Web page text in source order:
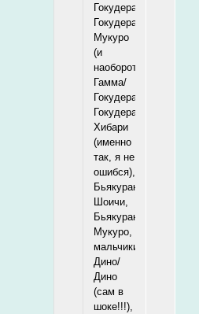
Гокудера,
Гокудера/
Мукуро
(и
наоборот),
Гамма/
Гокудера,
Гокудера/
Хибари
(именно
так, я не
ошибся),
Бьякуран/
Шоичи,
Бьякуран/
Мукуро,
мальчики
Дино/
Дино
(сам в
шоке!!!),